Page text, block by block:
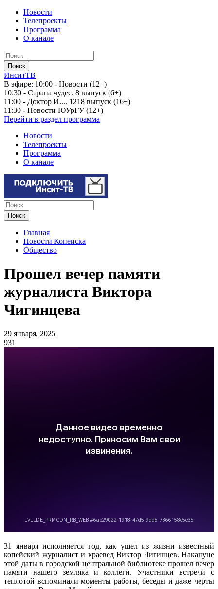
Новости
Телепроекты
Программа
О канале
ИнситТВ
В эфире: 10:00 - Новости (12+)
10:30 - Страна чудес. 8 выпуск (6+)
11:00 - Доктор И.... 1218 выпуск (16+)
11:30 - Новости ЮУрГУ (12+)
Перейти в раздел программа
Новости
Телепроекты
Программа
О канале
Главная
Новости Копейска
Общество
Прошел вечер памяти
журналиста Виктора
Чигинцева
29 января, 2025 |
931
31 января исполняется год, как ушел из жизни известный
копейский журналист и краевед Виктор Чигинцев. Накануне
этой даты в городской центральной библиотеке прошел вечер
памяти нашего земляка и коллеги. Участники встречи с
теплотой вспоминали моменты работы, беседы и даже черты